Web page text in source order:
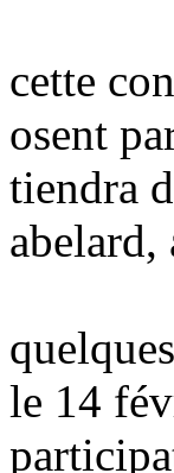
cette
osent
tiendra
abelard,
le 14